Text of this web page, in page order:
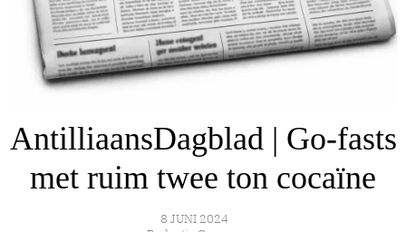
AntilliaansDagblad | Go-fasts
met ruim twee ton cocaïne
8 JUNI 2024